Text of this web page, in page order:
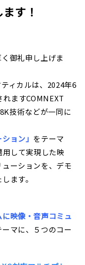
す！
御礼申し上げま
ィカルは、2024年6
ますCOMNEXT
技術などが一同に
ョン」 をテーマ
して実現した映
ーションを、デモ
ます。
に映像・音声コミュ
ーマに、５つのコー